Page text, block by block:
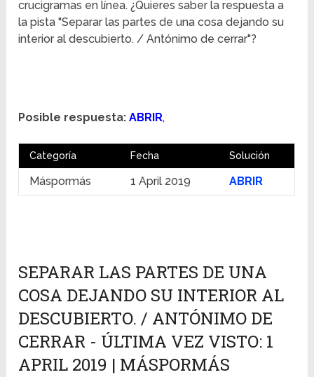
crucigramas en línea. ¿Quieres saber la respuesta a
la pista "Separar las partes de una cosa dejando su
interior al descubierto. / Antónimo de cerrar"?
Posible respuesta: ABRIR,
Categoría Fecha Solución
Máspormás 1 April 2019 ABRIR
SEPARAR LAS PARTES DE UNA
COSA DEJANDO SU INTERIOR AL
DESCUBIERTO. / ANTÓNIMO DE
CERRAR - ÚLTIMA VEZ VISTO: 1
APRIL 2019 | MÁSPORMÁS